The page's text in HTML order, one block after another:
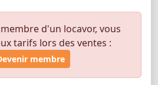
d'un locavor, vous
tarifs lors des ventes :
membre